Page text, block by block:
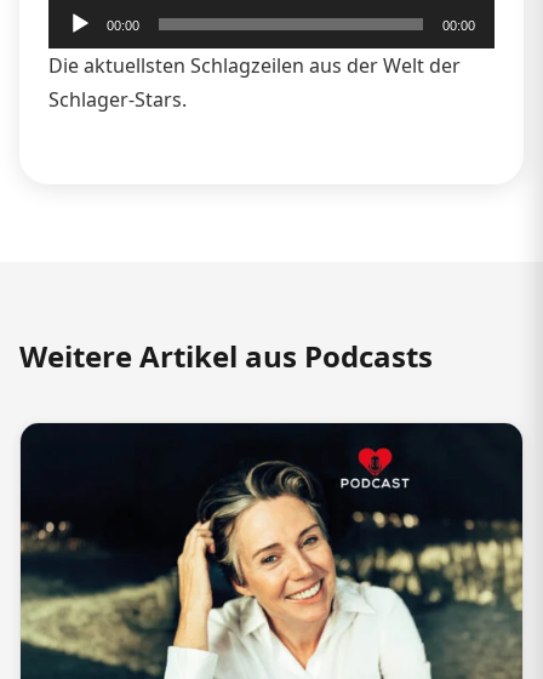
Audio-
Player
00:00 00:00
Die aktuellsten Schlagzeilen aus der Welt der
Schlager-Stars.
Weitere Artikel aus Podcasts